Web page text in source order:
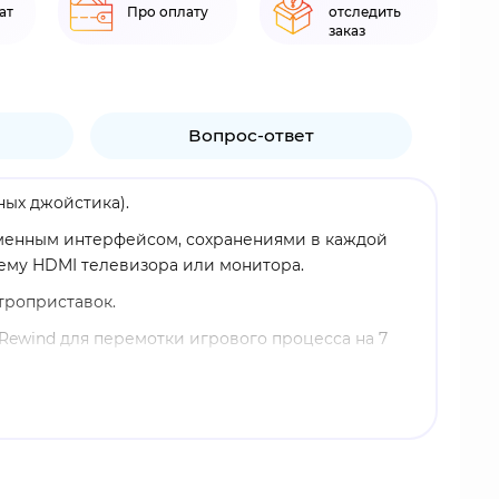
Про оплату
отследить
заказ
Вопрос-ответ
джойстика).
интерфейсом, сохранениями в каждой
HDMI телевизора или монитора.
для перемотки игрового процесса на 7
или, что удобнее - подключить ее к